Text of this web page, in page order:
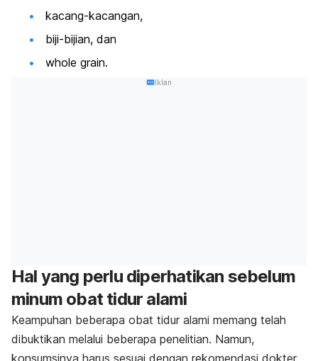
kacang-kacangan,
biji-bijian, dan
whole grain.
Iklan
Hal yang perlu diperhatikan sebelum
minum obat tidur alami
Keampuhan beberapa obat tidur alami memang telah
dibuktikan melalui beberapa penelitian. Namun,